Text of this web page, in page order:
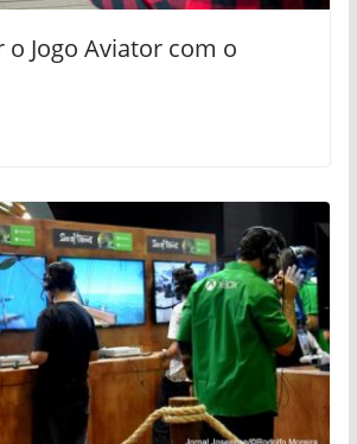
o Jogo Aviator com o